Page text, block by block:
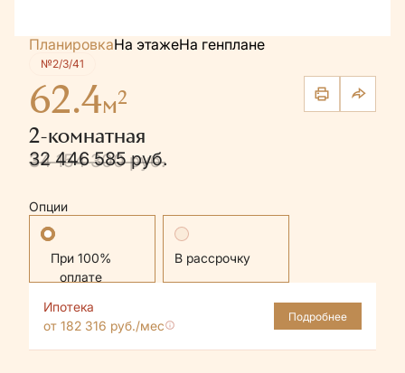
ПланировкаНа этажеНа генплане
№2/3/41
62.4м2
2-комнатная
34 154 300 руб.
32 446 585 руб.
Опции
Стандартная В рассрочку
Ипотека
от 182 316 руб./мес
Подробнее